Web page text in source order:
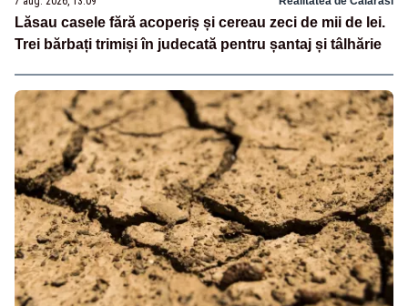
Lăsau casele fără acoperiș și cereau zeci de mii de lei.
Trei bărbați trimiși în judecată pentru șantaj și tâlhărie